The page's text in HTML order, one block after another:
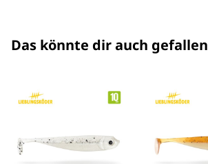
Das könnte dir auch gefallen